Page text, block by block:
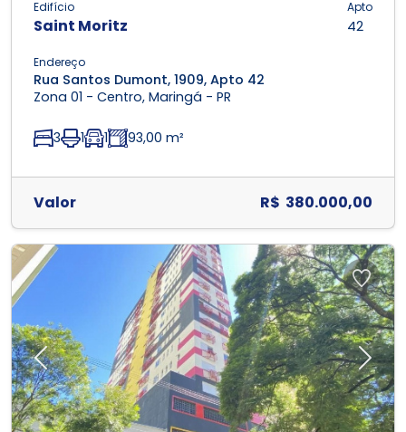
Edifício
Saint Moritz
Apto
42
Endereço
Rua Santos Dumont, 1909, Apto 42
Zona 01 - Centro, Maringá - PR
3 1 1 93,00 m²
Valor R$ 380.000,00
Previous Next